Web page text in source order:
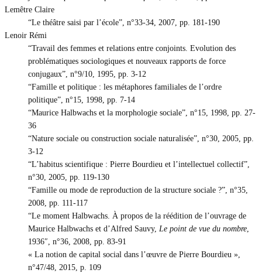
Lemêtre Claire
“Le théâtre saisi par l’école”, n°33-34, 2007, pp. 181-190
Lenoir Rémi
“Travail des femmes et relations entre conjoints. Evolution des
problématiques sociologiques et nouveaux rapports de force
conjugaux”, n°9/10, 1995, pp. 3-12
“Famille et politique : les métaphores familiales de l’ordre
politique”, n°15, 1998, pp. 7-14
“Maurice Halbwachs et la morphologie sociale”, n°15, 1998, pp. 27-
36
“Nature sociale ou construction sociale naturalisée”, n°30, 2005, pp.
3-12
“L’habitus scientifique : Pierre Bourdieu et l’intellectuel collectif”,
n°30, 2005, pp. 119-130
“Famille ou mode de reproduction de la structure sociale ?”, n°35,
2008, pp. 111-117
“Le moment Halbwachs. À propos de la réédition de l’ouvrage de
Maurice Halbwachs et d’Alfred Sauvy, Le point de vue du nombre,
1936″, n°36, 2008, pp. 83-91
« La notion de capital social dans l’œuvre de Pierre Bourdieu »,
n°47/48, 2015, p. 109